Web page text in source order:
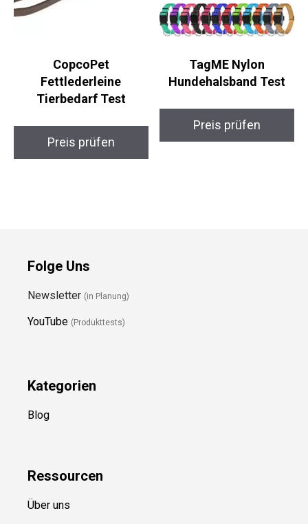
CopcoPet
Fettlederleine
Tierbedarf Test
Preis prüfen
TagME Nylon
Hundehalsband Test
Preis prüfen
Folge Uns
Newsletter (in Planung)
YouTube (Produkttests)
Kategorien
Blog
Ressourcen
Über uns